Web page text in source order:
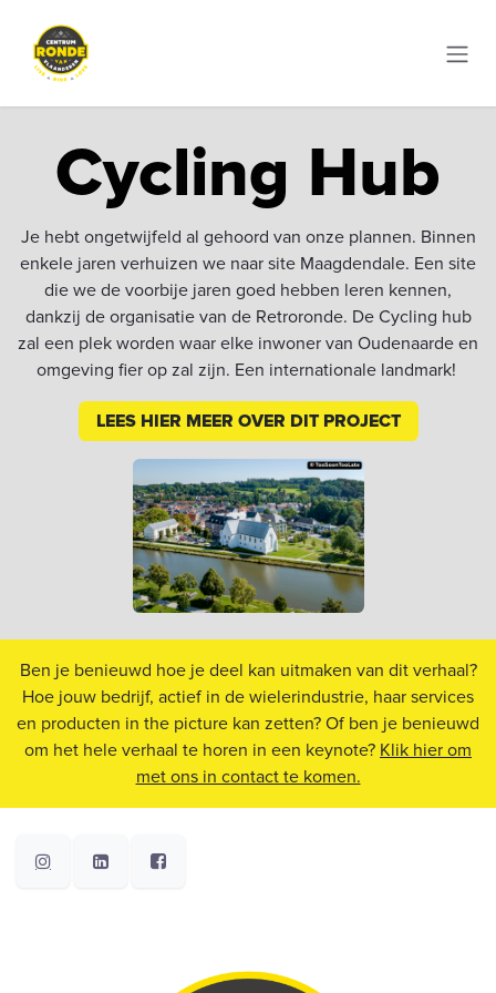
Cycling Hub
Je hebt ongetwijfeld al gehoord van onze plannen. Binnen
enkele jaren verhuizen we naar site Maagdendale. Een site
die we de voorbije jaren goed hebben leren kennen,
dankzij de organisatie van de Retroronde. De Cycling hub
zal een plek worden waar elke inwoner van Oudenaarde en
omgeving fier op zal zijn. Een internationale landmark!
LEES HIER MEER OVER DIT PROJECT
Ben je benieuwd hoe je deel kan uitmaken van dit verhaal?
Hoe jouw bedrijf, actief in de wielerindustrie, haar services
en producten in the picture kan zetten? Of ben je benieuwd
om het hele verhaal te horen in een keynote? Klik hier om
met ons in contact te komen.